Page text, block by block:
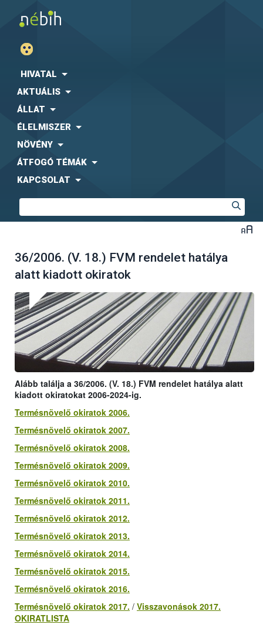
HIVATAL
AKTUÁLIS
ÁLLAT
ÉLELMISZER
NÖVÉNY
ÁTFOGÓ TÉMÁK
KAPCSOLAT
36/2006. (V. 18.) FVM rendelet hatálya
alatt kiadott okiratok
Alább találja a 36/2006. (V. 18.) FVM rendelet hatálya alatt
kiadott okiratokat 2006-2024-ig.
Termésnövelő okiratok 2006.
Termésnövelő okiratok 2007.
Termésnövelő okiratok 2008.
Termésnövelő okiratok 2009.
Termésnövelő okiratok 2010.
Termésnövelő okiratok 2011.
Termésnövelő okiratok 2012.
Termésnövelő okiratok 2013.
Termésnövelő okiratok 2014.
Termésnövelő okiratok 2015.
Termésnövelő okiratok 2016.
Termésnövelő okiratok 2017. / Visszavonások 2017.
OKIRATLISTA